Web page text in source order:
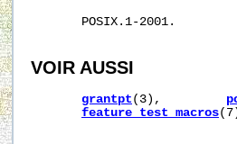
       POSIX.1-2001.
VOIR AUSSI
grantpt (3),
feature_test_macros